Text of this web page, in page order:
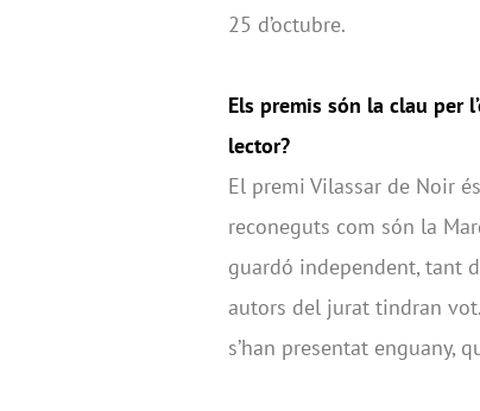
25 d’octubre.
Els premis són la clau per
lector?
El premi Vilassar de Noir
reconeguts com són la
guardó independent, tant
autors del jurat tindran
s’han presentat enguany,